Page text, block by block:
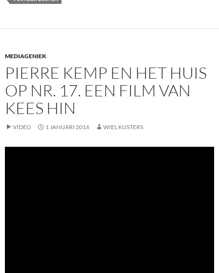
MEDIAGENIEK
PIERRE KEMP EN HET HUIS
OP NR. 17. EEN FILM VAN
KEES HIN
VIDEO 1 JANUARI 2016 WIEL KUSTERS